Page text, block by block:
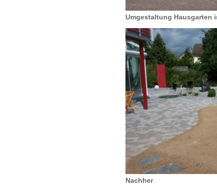
Umgestaltung Hausgarten
Nachher